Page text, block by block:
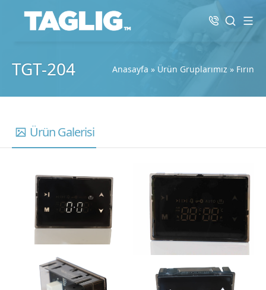
TGT-204 Anasayfa » Ürün Gruplarımız » Fırın
Ürün Galerisi